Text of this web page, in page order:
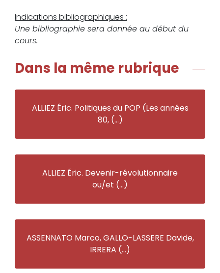
Indications bibliographiques :
Une bibliographie sera donnée au début du
cours.
Dans la même rubrique
ALLIEZ Éric. Politiques du POP (Les années
80, (…)
ALLIEZ Éric. Devenir-révolutionnaire
ou/et (…)
ASSENNATO Marco, GALLO-LASSERE Davide,
IRRERA (…)